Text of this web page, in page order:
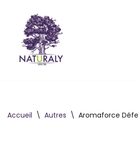
contenu
Accueil \ Autres \ Aromaforce